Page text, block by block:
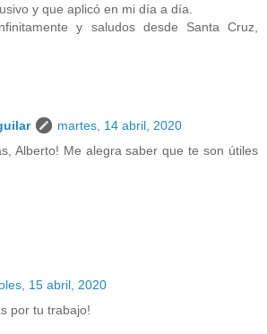
y que aplicó en mi día a día.
y saludos desde Santa Cruz,
martes, 14 abril, 2020
Alberto! Me alegra saber que te son útiles
15 abril, 2020
por tu trabajo!